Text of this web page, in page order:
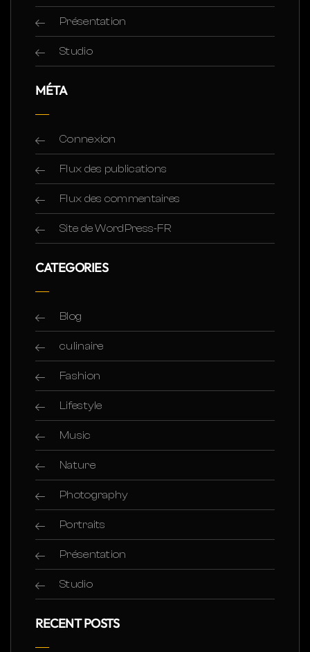
Présentation
Studio
MÉTA
Connexion
Flux des publications
Flux des commentaires
Site de WordPress-FR
CATEGORIES
Blog
culinaire
Fashion
Lifestyle
Music
Nature
Photography
Portraits
Présentation
Studio
RECENT POSTS